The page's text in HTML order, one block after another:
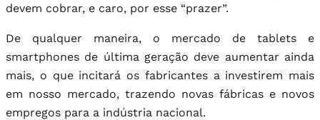
devem cobrar, e caro, por esse “prazer”.
De qualquer maneira, o mercado de tablets e
smartphones de última geração deve aumentar ainda
mais, o que incitará os fabricantes a investirem mais
em nosso mercado, trazendo novas fábricas e novos
empregos para a indústria nacional.